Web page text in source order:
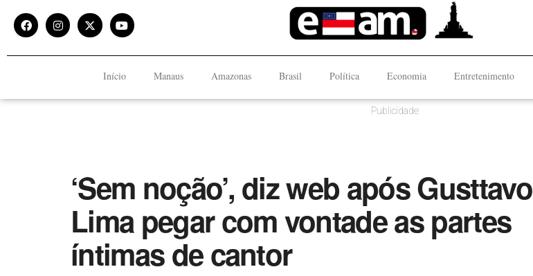
Início Manaus Amazonas Brasil Política Economia Entretenimento
Publicidade
‘Sem noção’, diz web após Gusttavo
Lima pegar com vontade as partes
íntimas de cantor